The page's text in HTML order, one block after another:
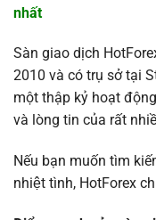
nhất
Sàn giao dịch
2010 và có trụ sở tại
một thập kỷ hoạt
và lòng tin của rất
Nếu bạn muốn tìm
nhiệt tình, HotForex